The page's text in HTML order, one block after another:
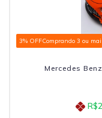
3% OFFComprando 3 ou
Mercedes